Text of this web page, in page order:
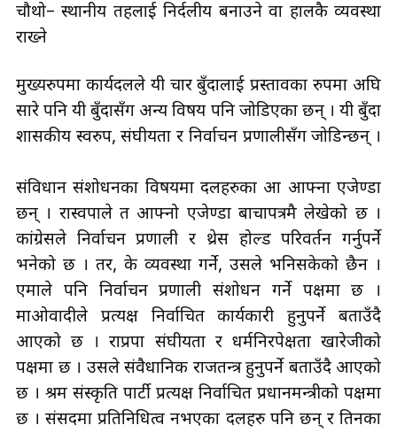
चौथो– स्थानीय तहलाई निर्दलीय बनाउने वा हालकै व्यवस्था
राख्ने
मुख्यरुपमा कार्यदलले यी चार बुँदालाई प्रस्तावका रुपमा अघि
सारे पनि यी बुँदासँग अन्य विषय पनि जोडिएका छन् । यी बुँदा
शासकीय स्वरुप, संघीयता र निर्वाचन प्रणालीसँग जोडिन्छन् ।
संविधान संशोधनका विषयमा दलहरुका आ आफ्ना एजेण्डा
छन् । रास्वपाले त आफ्नो एजेण्डा बाचापत्रमै लेखेको छ ।
कांग्रेसले निर्वाचन प्रणाली र थ्रेस होल्ड परिवर्तन गर्नुपर्ने
भनेको छ । तर, के व्यवस्था गर्ने, उसले भनिसकेको छैन ।
एमाले पनि निर्वाचन प्रणाली संशोधन गर्ने पक्षमा छ ।
माओवादीले प्रत्यक्ष निर्वाचित कार्यकारी हुनुपर्ने बताउँदै
आएको छ । राप्रपा संघीयता र धर्मनिरपेक्षता खारेजीको
पक्षमा छ । उसले संवैधानिक राजतन्त्र हुनुपर्ने बताउँदै आएको
छ । श्रम संस्कृति पार्टी प्रत्यक्ष निर्वाचित प्रधानमन्त्रीको पक्षमा
छ । संसदमा प्रतिनिधित्व नभएका दलहरु पनि छन् र तिनका